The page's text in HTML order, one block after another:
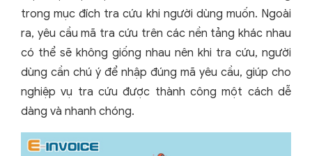
trong mục đích tra cứu khi người dùng muốn. Ngoài
ra, yêu cầu mã tra cứu trên các nền tảng khác nhau
có thể sẽ không giống nhau nên khi tra cứu, người
dùng cần chú ý để nhập đúng mã yêu cầu, giúp cho
nghiệp vụ tra cứu được thành công một cách dễ
dàng và nhanh chóng.